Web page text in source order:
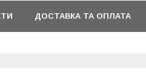
ДОСТАВКА ТА ОПЛАТА